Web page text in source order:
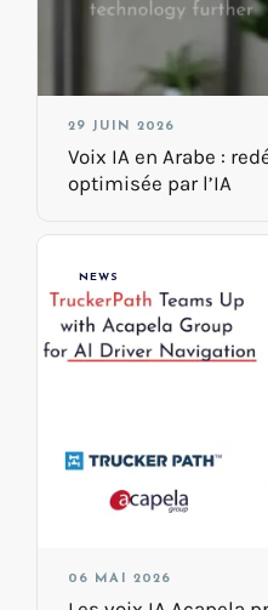
29 JUIN 2026
Voix IA en Arabe :
optimisée par l’IA
NEWS
06 MAI 2026